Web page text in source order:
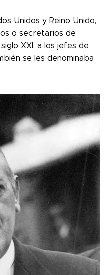
Unidos y Reino Unido,
o secretarios de
XXI, a los jefes de
se les denominaba